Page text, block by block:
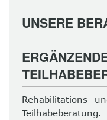
UNSERE
Rehabilitations-
Teilhabeberatung.